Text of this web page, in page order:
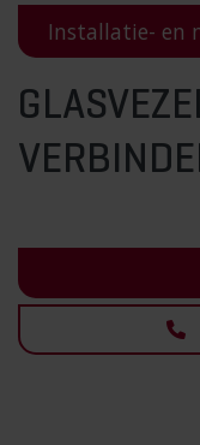
Installatie- en